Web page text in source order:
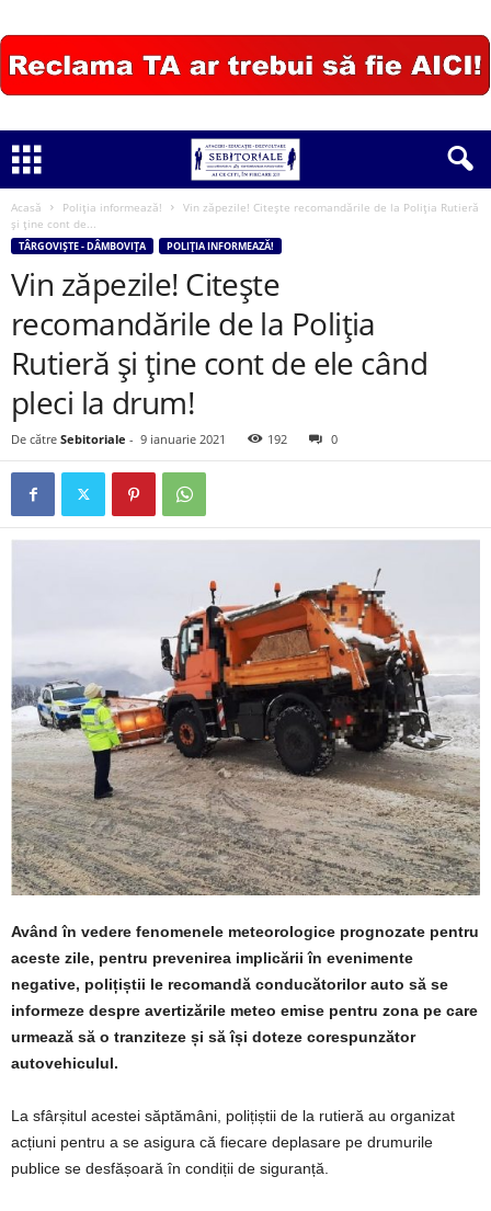
Acasă Poliția informează!
Vin zăpezile! Citește recomandările de la Poliția Rutieră
și ține cont de...
TÂRGOVIȘTE - DÂMBOVIȚA POLIȚIA INFORMEAZĂ!
Vin zăpezile! Citește
recomandările de la Poliția
Rutieră și ține cont de ele când
pleci la drum!
De către Sebitoriale - 9 ianuarie 2021 192 0
Având în vedere fenomenele meteorologice prognozate pentru
aceste zile, pentru prevenirea implicării în evenimente
negative, polițiștii le recomandă conducătorilor auto să se
informeze despre avertizările meteo emise pentru zona pe care
urmează să o tranziteze și să își doteze corespunzător
autovehiculul.
La sfârșitul acestei săptămâni, polițiștii de la rutieră au organizat
acțiuni pentru a se asigura că fiecare deplasare pe drumurile
publice se desfășoară în condiții de siguranță.